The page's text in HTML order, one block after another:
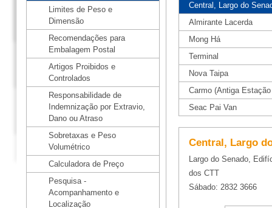
Limites de Peso e
Dimensão
Recomendações para
Embalagem Postal
Artigos Proibidos e
Controlados
Responsabilidade de
Indemnização por Extravio,
Dano ou Atraso
Sobretaxas e Peso
Volumétrico
Calculadora de Preço
Pesquisa -
Acompanhamento e
Localização
Central, Largo do
Almirante Lacerda
Mong Há
Terminal
Nova Taipa
Carmo (Antiga
Seac Pai Van
Central, Largo
Largo do Senado,
dos CTT
Sábado: 2832 3666